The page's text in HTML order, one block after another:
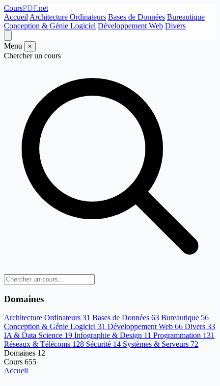
CoursPDF.net
Accueil Architecture Ordinateurs Bases de Données Bureautique
Conception & Génie Logiciel Développement Web Divers
Menu ×
Chercher un cours
Domaines
Architecture Ordinateurs 31 Bases de Données 63 Bureautique 56
Conception & Génie Logiciel 31 Développement Web 66 Divers 33
IA & Data Science 19 Infographie & Design 11 Programmation 131
Réseaux & Télécoms 128 Sécurité 14 Systèmes & Serveurs 72
Domaines 12
Cours 655
Accueil